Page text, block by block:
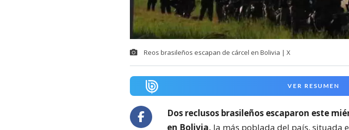
Reos brasileños escapan de cárcel en Bolivia | X
VER RESUMEN
Dos reclusos brasileños escaparon este
en Bolivia, la más poblada del país, situada